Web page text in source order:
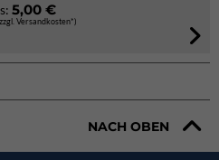
5,00 €
Versandkosten*)
NACH OBEN